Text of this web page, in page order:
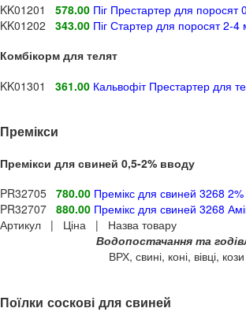
KK01201 578.00 Піг Престартер для поросят
KK01202 343.00 Піг Стартер для поросят 2-4
Комбікорм для телят
KK01301 361.00 Кальвофіт Престартер для
Премікси
Премікси для свиней 0,5-2% вводу
PR32705 780.00 Премікс для свиней 3268 2%
PR32707 880.00 Премікс для свиней 3268
Артикул | Ціна | Назва товару
Водопостачання та
ВРХ, свині, коні, вівці, кози
Поїлки соскові для свиней